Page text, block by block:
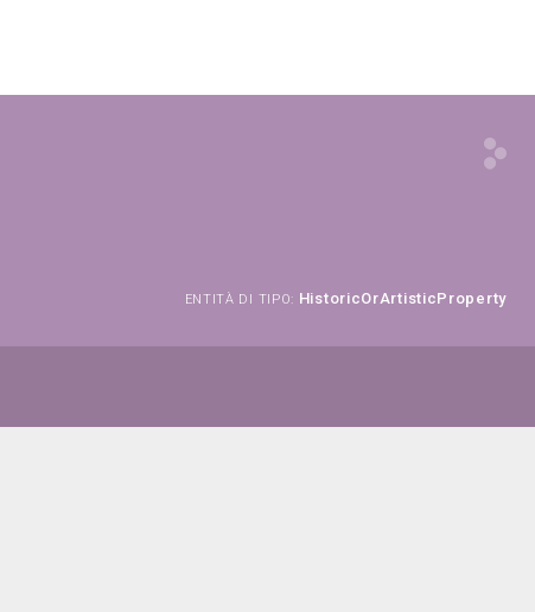
ENTITÀ DI TIPO: HistoricOrArtisticProperty